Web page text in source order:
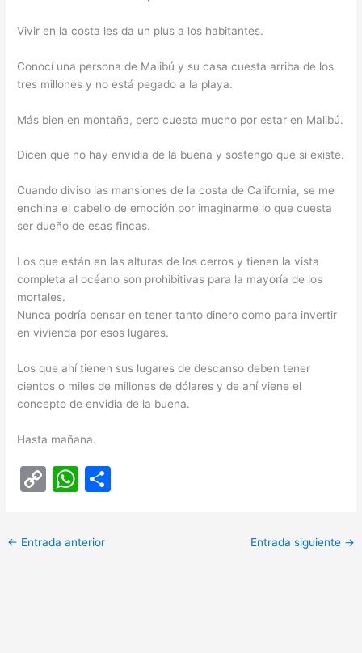
Vivir en la costa les da un plus a los habitantes.
Conocí una persona de Malibú y su casa cuesta arriba de los
tres millones y no está pegado a la playa.
Más bien en montaña, pero cuesta mucho por estar en Malibú.
Dicen que no hay envidia de la buena y sostengo que si existe.
Cuando diviso las mansiones de la costa de California, se me
enchina el cabello de emoción por imaginarme lo que cuesta
ser dueño de esas fincas.
Los que están en las alturas de los cerros y tienen la vista
completa al océano son prohibitivas para la mayoría de los
mortales.
Nunca podría pensar en tener tanto dinero como para invertir
en vivienda por esos lugares.
Los que ahí tienen sus lugares de descanso deben tener
cientos o miles de millones de dólares y de ahí viene el
concepto de envidia de la buena.
Hasta mañana.
C
p
y
W
at
s
← Entrada anterior Entrada siguiente →